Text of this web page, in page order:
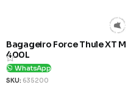
Bagageiro Force Thule XT M
400L
WhatsApp
SKU: 635200